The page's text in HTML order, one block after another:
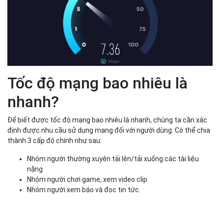
Tốc độ mạng bao nhiêu là
nhanh?
Để biết được tốc độ mạng bao nhiêu là nhanh, chúng ta cần xác
định được nhu cầu sử dụng mạng đối với người dùng. Có thể chia
thành 3 cấp độ chính như sau:
Nhóm người thường xuyên tải lên/tải xuống các tài liệu
nặng
Nhóm người chơi game, xem video clip.
Nhóm người xem báo và đọc tin tức.